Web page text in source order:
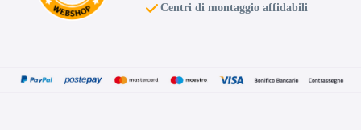
Centri di montaggio affidabili